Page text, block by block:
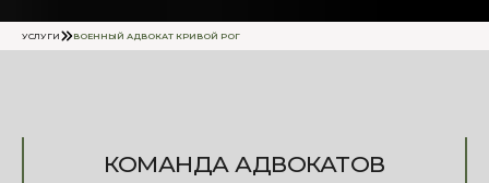
УСЛУГИ ВОЕННЫЙ АДВОКАТ КРИВОЙ РОГ
КОМАНДА АДВОКАТОВ